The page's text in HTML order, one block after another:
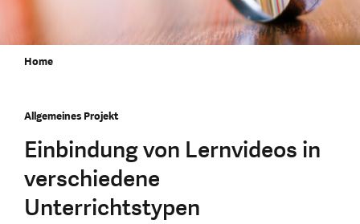
Home
Allgemeines Projekt
Einbindung von Lernvideos in
verschiedene
Unterrichtstypen